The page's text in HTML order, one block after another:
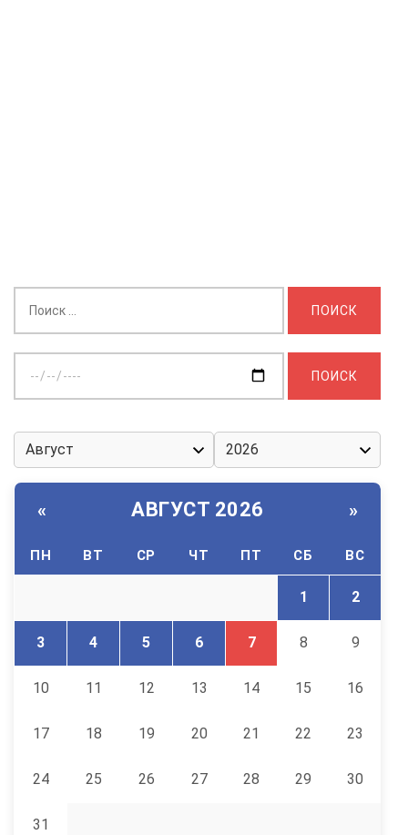
дату:
« АВГУСТ 2026 »
ПН ВТ СР ЧТ ПТ СБ ВС
1 2
3 4 5 6 7 8 9
10 11 12 13 14 15 16
17 18 19 20 21 22 23
24 25 26 27 28 29 30
31